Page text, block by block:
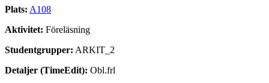
Plats: A108
Aktivitet: Föreläsning
Studentgrupper: ARKIT_2
Detaljer (TimeEdit): Obl.frl